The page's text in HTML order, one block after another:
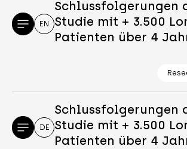
EN
Schlussfolgerungen
Studie mit + 3.500
Patienten über 4
DE
Schlussfolgerungen
Studie mit + 3.500
Patienten über 4